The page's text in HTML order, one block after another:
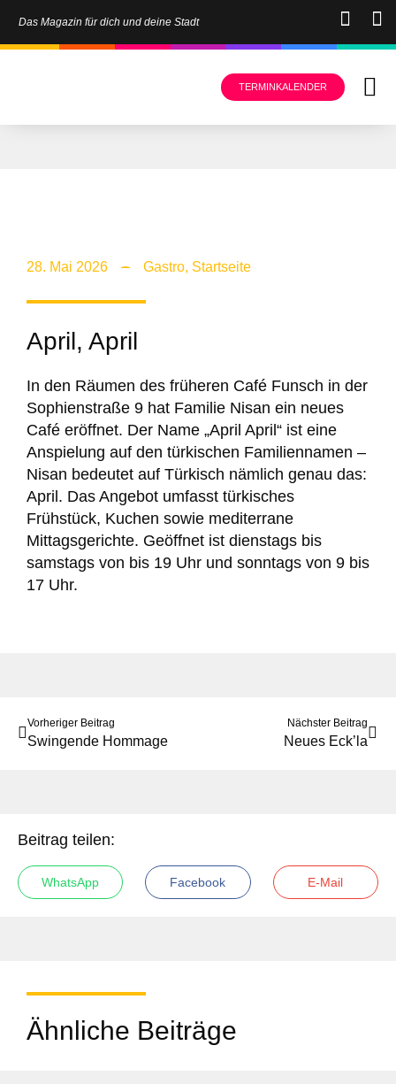
Das Magazin für dich und deine Stadt
TERMINKALENDER
28. Mai 2026 Gastro, Startseite
April, April
In den Räumen des früheren Café Funsch in der
Sophienstraße 9 hat Familie Nisan ein neues
Café eröffnet. Der Name „April April“ ist eine
Anspielung auf den türkischen Familiennamen –
Nisan bedeutet auf Türkisch nämlich genau das:
April. Das Angebot umfasst türkisches
Frühstück, Kuchen sowie mediterrane
Mittagsgerichte. Geöffnet ist dienstags bis
samstags von bis 19 Uhr und sonntags von 9 bis
17 Uhr.
Vorheriger Beitrag
Swingende Hommage
Nächster Beitrag
Neues Eck’la
Beitrag teilen:
WhatsApp Facebook E-Mail
Ähnliche Beiträge